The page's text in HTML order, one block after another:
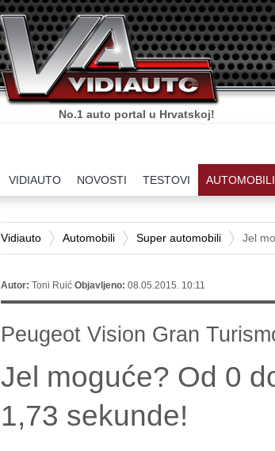
No.1 auto portal u Hrvatskoj!
VIDIAUTO NOVOSTI TESTOVI AUTOMOBILI
Vidiauto Automobili Super automobili Jel
Autor: Toni Ruić Objavljeno: 08.05.2015. 10:11
Peugeot Vision Gran
Jel moguće? Od 0
1,73 sekunde!